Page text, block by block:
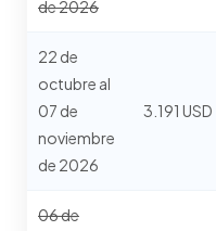
de 2026
22 de
octubre al
07 de
noviembre
de 2026
3.191 USD
06 de